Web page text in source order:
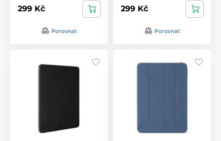
299 Kč
Porovnat
299 Kč
Porovnat